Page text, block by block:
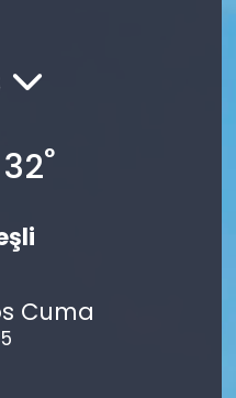
32°
Cuma